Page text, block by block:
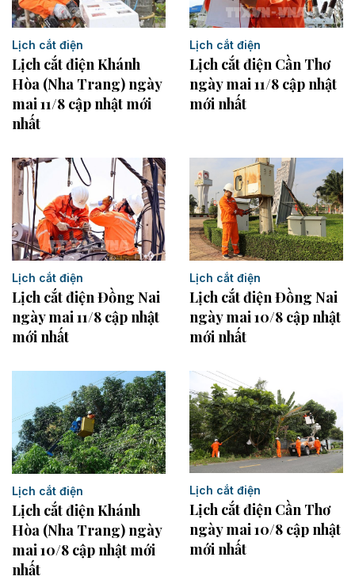
Lịch cắt điện
Lịch cắt điện Khánh
Hòa (Nha Trang) ngày
mai 11/8 cập nhật mới
nhất
Lịch cắt điện
Lịch cắt điện Cần Thơ
ngày mai 11/8 cập nhật
mới nhất
Lịch cắt điện
Lịch cắt điện Đồng Nai
ngày mai 11/8 cập nhật
mới nhất
Lịch cắt điện
Lịch cắt điện Đồng Nai
ngày mai 10/8 cập nhật
mới nhất
Lịch cắt điện
Lịch cắt điện Khánh
Hòa (Nha Trang) ngày
mai 10/8 cập nhật mới
nhất
Lịch cắt điện
Lịch cắt điện Cần Thơ
ngày mai 10/8 cập nhật
mới nhất